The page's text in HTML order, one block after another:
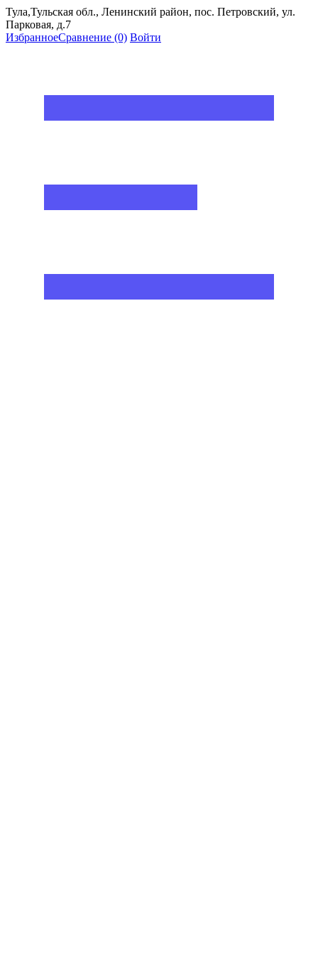
Тула,Тульская обл., Ленинский район, пос. Петровский, ул.
Парковая, д.7
ИзбранноеСравнение (0) Войти